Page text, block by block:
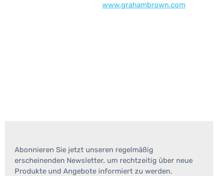
www.grahambrown.com
Abonnieren Sie jetzt unseren regelmäßig
erscheinenden Newsletter, um rechtzeitig über neue
Produkte und Angebote informiert zu werden.